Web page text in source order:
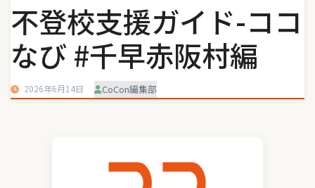
不登校支援ガイド-ココ
なび #千早赤阪村編
2026年6月14日 CoCon編集部